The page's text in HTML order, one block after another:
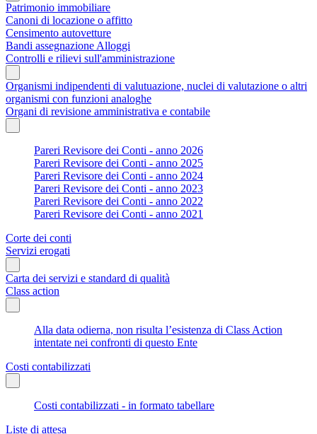
Patrimonio immobiliare
Canoni di locazione o affitto
Censimento autovetture
Bandi assegnazione Alloggi
Controlli e rilievi sull'amministrazione
Organismi indipendenti di valutuazione, nuclei di valutazione o altri
organismi con funzioni analoghe
Organi di revisione amministrativa e contabile
Pareri Revisore dei Conti - anno 2026
Pareri Revisore dei Conti - anno 2025
Pareri Revisore dei Conti - anno 2024
Pareri Revisore dei Conti - anno 2023
Pareri Revisore dei Conti - anno 2022
Pareri Revisore dei Conti - anno 2021
Corte dei conti
Servizi erogati
Carta dei servizi e standard di qualità
Class action
Alla data odierna, non risulta l’esistenza di Class Action
intentate nei confronti di questo Ente
Costi contabilizzati
Costi contabilizzati - in formato tabellare
Liste di attesa